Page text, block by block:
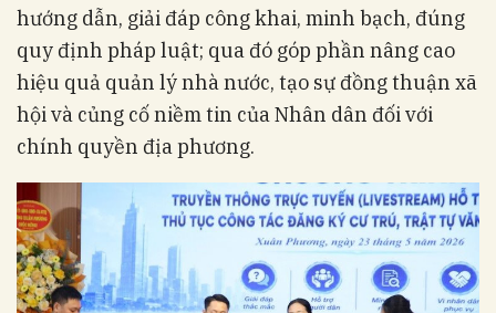
hướng dẫn, giải đáp công khai, minh bạch, đúng
quy định pháp luật; qua đó góp phần nâng cao
hiệu quả quản lý nhà nước, tạo sự đồng thuận xã
hội và củng cố niềm tin của Nhân dân đối với
chính quyền địa phương.